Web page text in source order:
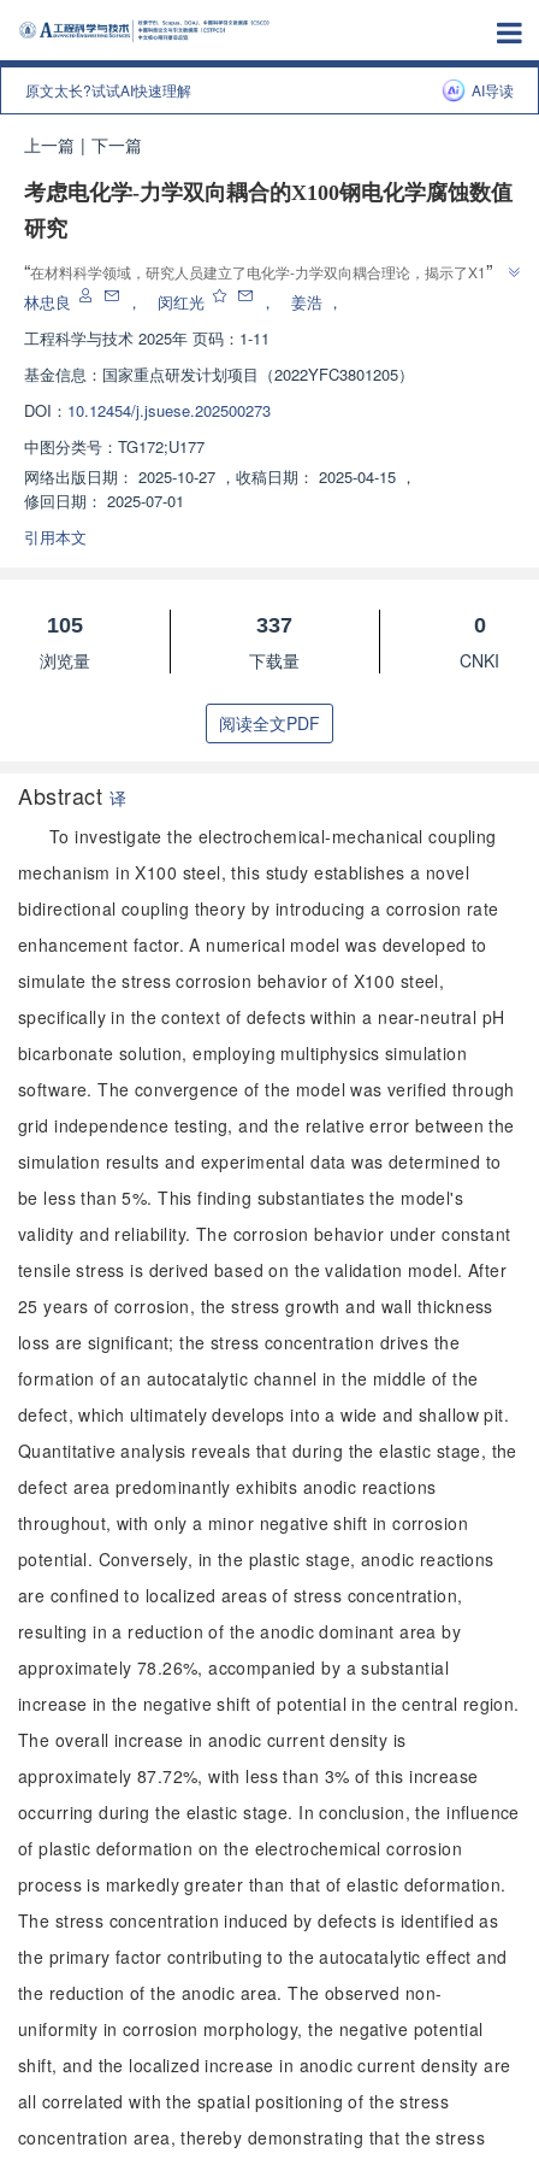
原文太长?试试AI快速理解 AI导读
上一篇 | 下一篇
考虑电化学-力学双向耦合的X100钢电化学腐蚀数值
研究
“在材料科学领域，研究人员建立了电化学-力学双向耦合理论，揭示了X100
钢的电化学-力学耦合机制，为应力腐蚀研究提供了新视角。
”
林忠良 ， 闵红光 ， 姜浩 ，
工程科学与技术 2025年 页码：1-11
基金信息： 国家重点研发计划项目（2022YFC3801205）
DOI： 10.12454/j.jsuese.202500273
中图分类号： TG172;U177
网络出版日期： 2025-10-27 ， 收稿日期： 2025-04-15 ，
修回日期： 2025-07-01
引用本文
105
浏览量
337
下载量
0
CNKI
阅读全文PDF
Abstract 译
To investigate the electrochemical-mechanical coupling
mechanism in X100 steel, this study establishes a novel
bidirectional coupling theory by introducing a corrosion rate
enhancement factor. A numerical model was developed to
simulate the stress corrosion behavior of X100 steel,
specifically in the context of defects within a near-neutral pH
bicarbonate solution, employing multiphysics simulation
software. The convergence of the model was verified through
grid independence testing, and the relative error between the
simulation results and experimental data was determined to
be less than 5%. This finding substantiates the model's
validity and reliability. The corrosion behavior under constant
tensile stress is derived based on the validation model. After
25 years of corrosion, the stress growth and wall thickness
loss are significant; the stress concentration drives the
formation of an autocatalytic channel in the middle of the
defect, which ultimately develops into a wide and shallow pit.
Quantitative analysis reveals that during the elastic stage, the
defect area predominantly exhibits anodic reactions
throughout, with only a minor negative shift in corrosion
potential. Conversely, in the plastic stage, anodic reactions
are confined to localized areas of stress concentration,
resulting in a reduction of the anodic dominant area by
approximately 78.26%, accompanied by a substantial
increase in the negative shift of potential in the central region.
The overall increase in anodic current density is
approximately 87.72%, with less than 3% of this increase
occurring during the elastic stage. In conclusion, the influence
of plastic deformation on the electrochemical corrosion
process is markedly greater than that of elastic deformation.
The stress concentration induced by defects is identified as
the primary factor contributing to the autocatalytic effect and
the reduction of the anodic area. The observed non-
uniformity in corrosion morphology, the negative potential
shift, and the localized increase in anodic current density are
all correlated with the spatial positioning of the stress
concentration area, thereby demonstrating that the stress